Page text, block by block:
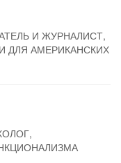
И ЖУРНАЛИСТ,
ДЛЯ АМЕРИКАНСКИХ